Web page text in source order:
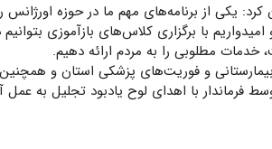
یکی از برنامه‌های مهم ما در حوزه اورژانس
با برگزاری کلاس‌های بازآموزی
خدمات مطلوبی را به مردم ارائه دهیم.
از مسئول نقلیه مرکز اورژانس ۱۱۵ پیش بیمارستانی و فوریت‌های پزشکی